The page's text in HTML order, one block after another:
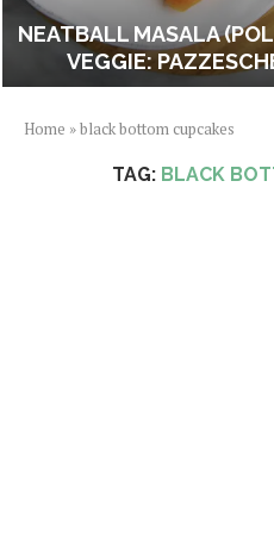
NEATBALL MASALA
VEGGIE:
Home »black bottom cupcakes
TAG: BLACK